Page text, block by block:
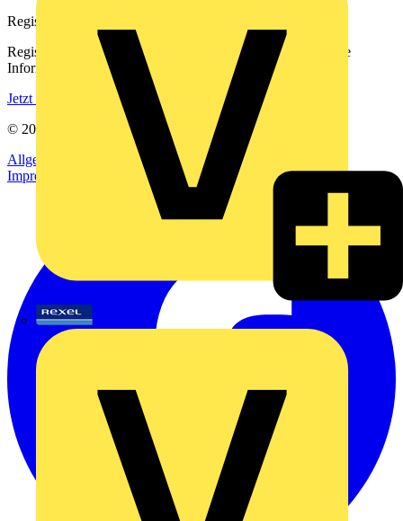
Registrierung
Registrieren Sie sich kostenlos und erhalten Sie stets aktuelle
Informationen aus der Elektroindustrie.
Jetzt registrieren
© 2002-
Voltimum
Allgemeine Geschäftsbedingungen
Datenschutzerklärung
Impressum